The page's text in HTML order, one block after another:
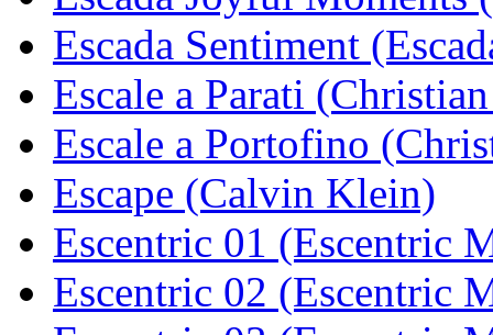
Escada Sentiment
Escale a Parati
Escale a Portofino
Escape (Calvin Klein)
Escentric 01 (Escentric
Escentric 02 (Escentric